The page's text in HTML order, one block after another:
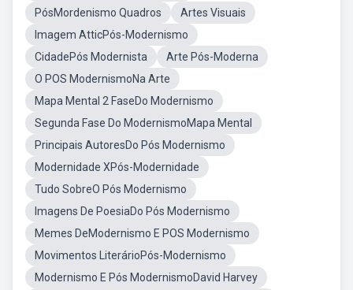
PósMordenismo Quadros
Artes Visuais
Imagem AtticPós-Modernismo
CidadePós Modernista
Arte Pós-Moderna
O POS ModernismoNa Arte
Mapa Mental 2 FaseDo Modernismo
Segunda Fase Do ModernismoMapa Mental
Principais AutoresDo Pós Modernismo
Modernidade XPós-Modernidade
Tudo SobreO Pós Modernismo
Imagens De PoesiaDo Pós Modernismo
Memes DeModernismo E POS Modernismo
Movimentos LiterárioPós-Modernismo
Modernismo E Pós ModernismoDavid Harvey